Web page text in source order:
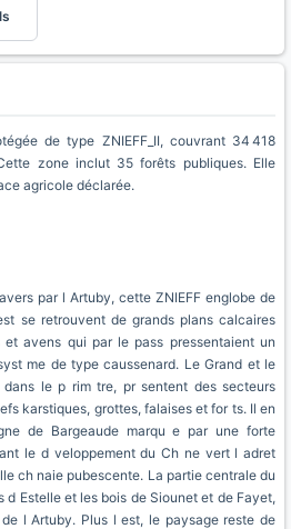
de type ZNIEFF_II, couvrant 34 418
zone inclut 35 forêts publiques. Elle
agricole déclarée.
par l Artuby, cette ZNIEFF englobe de
se retrouvent de grands plans calcaires
avens qui par le pass pressentaient un
me de type caussenard. Le Grand et le
le p rim tre, pr sentent des secteurs
karstiques, grottes, falaises et for ts. Il en
de Bargeaude marqu e par une forte
le d veloppement du Ch ne vert l adret
ch naie pubescente. La partie centrale du
Estelle et les bois de Siounet et de Fayet,
l Artuby. Plus l est, le paysage reste de